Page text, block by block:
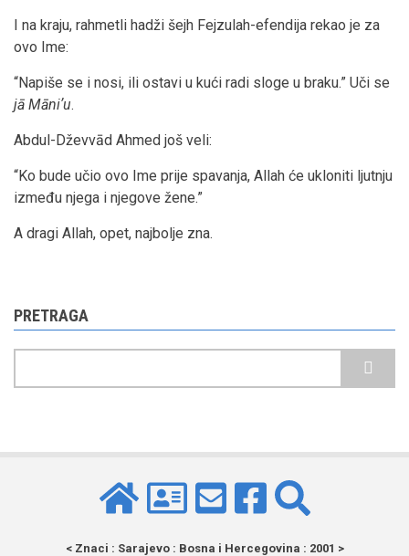
I na kraju, rahmetli hadži šejh Fejzulah-efendija rekao je za
ovo Ime:
“Napiše se i nosi, ili ostavi u kući radi sloge u braku.” Uči se
jā Māniʼu.
Abdul-Dževvād Ahmed još veli:
“Ko bude učio ovo Ime prije spavanja, Allah će ukloniti ljutnju
između njega i njegove žene.”
A dragi Allah, opet, najbolje zna.
PRETRAGA
< Znaci : Sarajevo : Bosna i Hercegovina : 2001 >